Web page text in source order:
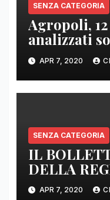
SENZA CATEGORIA
Agropoli,
analizzati
APR 7, 2020
SENZA CATEGORIA
IL
DELLA
DELLE
APR 7, 2020